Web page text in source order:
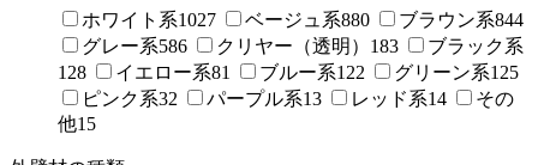
ホワイト系1027 ベージュ系880 ブラウン系844
グレー系586 クリヤー（透明） 183
ブラック系
128
イエロー系81 ブルー系122 グリーン系125
ピンク系32 パープル系13 レッド系14
その
他15